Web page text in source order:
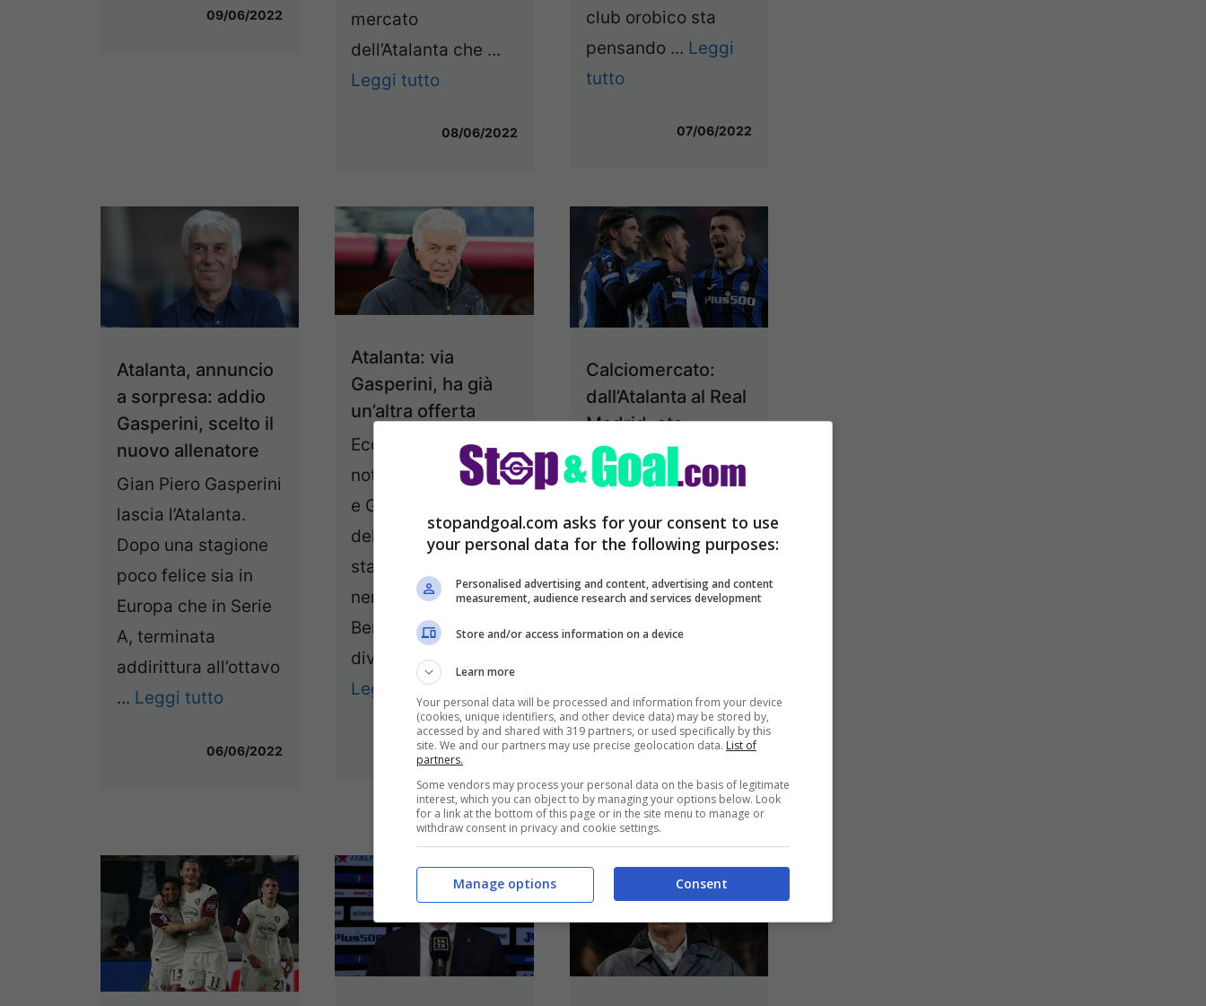
09/06/2022
mercato
dell’Atalanta che ...
Leggi tutto
08/06/2022
club orobico sta
pensando ... Leggi
tutto
07/06/2022
Atalanta, annuncio
a sorpresa: addio
Gasperini, scelto il
nuovo allenatore
Gian Piero Gasperini
lascia l’Atalanta.
Dopo una stagione
poco felice sia in
Europa che in Serie
A, terminata
addirittura all’ottavo
... Leggi tutto
06/06/2022
Atalanta: via
Gasperini, ha già
un’altra offerta
Ecco le ultime
notizie sull’Atalanta
e Gasperini in vista
della prossima
stagione. Il club
neroazzurro di
Bergamo, dopo
diverse stagioni, ...
Leggi tutto
24/05/2022
Calciomercato:
dall’Atalanta al Real
Madrid, sta
andando via
Senza Europa
l’Atalanta rischia di
perdere diversi
calciatori nel
prossimo
calciomercato. Gli
di fronte ad una mini
...Leggi tutto
24/05/2022
stopandgoal.com asks for your consent to use
your personal data for the following purposes:
Personalised advertising and content, advertising and content
measurement, audience research and services development
Store and/or access information on a device
Learn more
Your personal data will be processed and information from your device
(cookies, unique identifiers, and other device data) may be stored by,
accessed by and shared with 319 partners, or used specifically by this
site. We and our partners may use precise geolocation data. List of
partners.
Some vendors may process your personal data on the basis of legitimate
interest, which you can object to by managing your options below. Look
for a link at the bottom of this page or in the site menu to manage or
withdraw consent in privacy and cookie settings.
Consent
Manage options